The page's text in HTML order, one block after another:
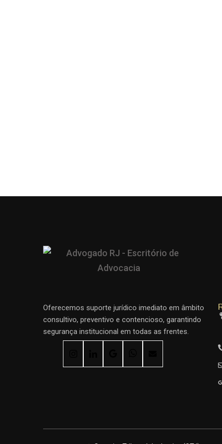
Oferecemos suporte jurídico imediato em âmbito
consultivo, preventivo e contencioso, garantindo
segurança institucional em todas as frentes.